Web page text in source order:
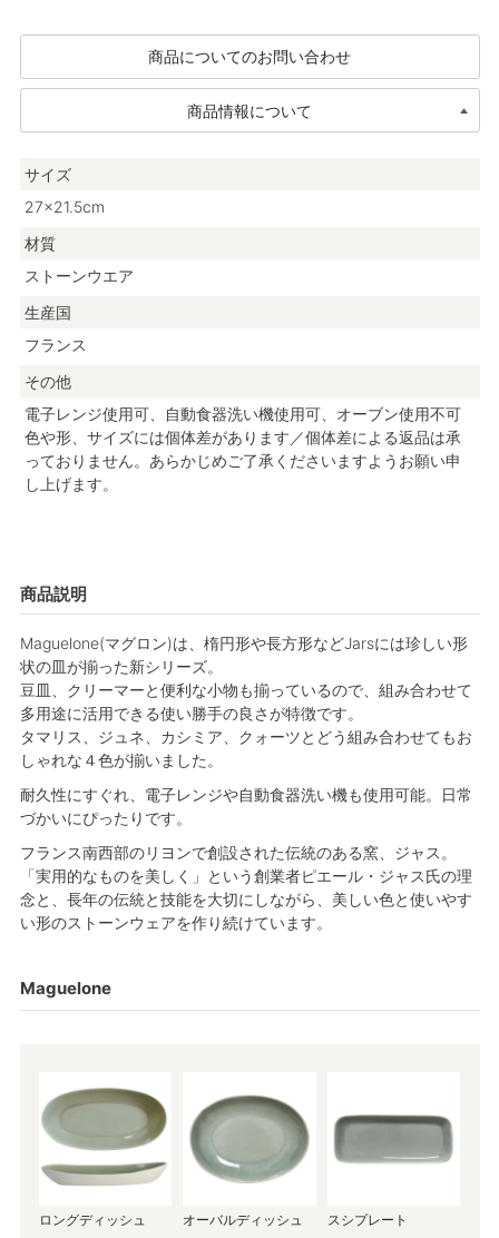
商品についてのお問い合わせ
商品情報について
サイズ
27×21.5cm
材質
ストーンウエア
生産国
フランス
その他
電子レンジ使用可、自動食器洗い機使用可、オーブン使用不可
色や形、サイズには個体差があります／個体差による返品は承
っておりません。あらかじめご了承くださいますようお願い申
し上げます。
商品説明
Maguelone(マグロン)は、楕円形や長方形などJarsには珍しい形
状の皿が揃った新シリーズ。
豆皿、クリーマーと便利な小物も揃っているので、組み合わせて
多用途に活用できる使い勝手の良さが特徴です。
タマリス、ジュネ、カシミア、クォーツとどう組み合わせてもお
しゃれな４色が揃いました。
耐久性にすぐれ、電子レンジや自動食器洗い機も使用可能。日常
づかいにぴったりです。
フランス南西部のリヨンで創設された伝統のある窯、ジャス。
「実用的なものを美しく」という創業者ピエール・ジャス氏の理
念と、長年の伝統と技能を大切にしながら、美しい色と使いやす
い形のストーンウェアを作り続けています。
Maguelone
ロングディッシュ オーバルディッシュ スシプレート